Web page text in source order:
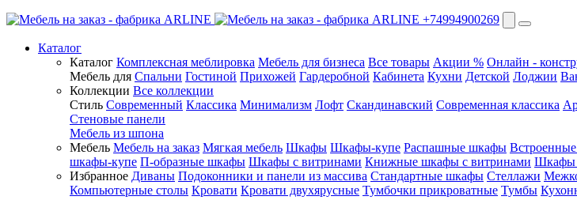
+74994900269
Каталог
Каталог Комплексная меблировка Мебель для бизнеса Все товары Акции % Онлайн -
Мебель для Спальни Гостиной Прихожей Гардеробной Кабинета Кухни Детской Лоджии
Коллекции Все коллекции
Стиль Современный Классика Минимализм Лофт Скандинавский Современная классика
Стеновые панели
Мебель из шпона
Мебель Мебель на заказ Мягкая мебель Шкафы Шкафы-купе Распашные шкафы
шкафы-купе П-образные шкафы Шкафы с витринами Книжные шкафы с витринами Шкафы
Избранное Диваны Подоконники и панели из массива Стандартные шкафы Стеллажи
Компьютерные столы Кровати Кровати двухярусные Тумбочки прикроватные Тумбы